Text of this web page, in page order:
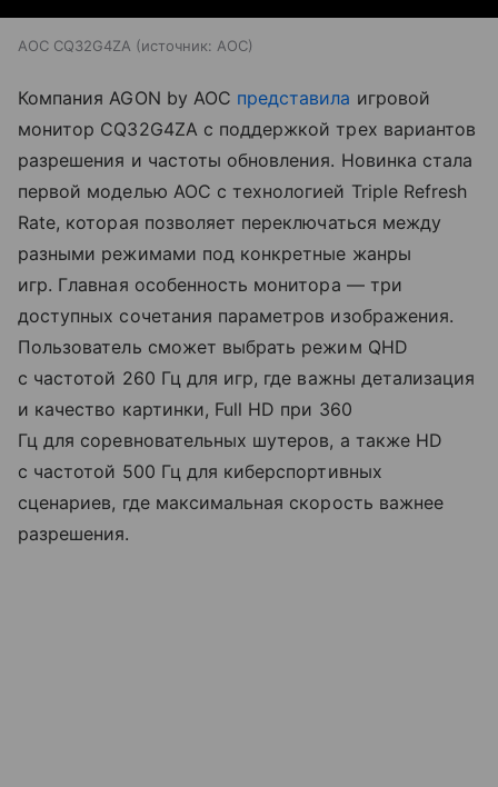
AOC CQ32G4ZA источник: AOC
Компания AGON by AOC представила игровой
монитор CQ32G4ZA с поддержкой трех вариантов
разрешения и частоты обновления. Новинка стала
первой моделью AOC с технологией Triple Refresh
Rate, которая позволяет переключаться между
разными режимами под конкретные жанры
игр. Главная особенность монитора — три
доступных сочетания параметров изображения.
Пользователь сможет выбрать режим QHD
с частотой 260 Гц для игр, где важны детализация
и качество картинки, Full HD при 360
Гц для соревновательных шутеров, а также HD
с частотой 500 Гц для киберспортивных
сценариев, где максимальная скорость важнее
разрешения.